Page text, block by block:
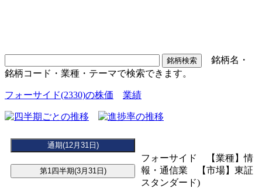
銘柄名・
銘柄コード・業種・テーマで検索できます。
フォーサイド(2330)の株価 業績
フォーサイド 【業種】情
報・通信業 【市場】東証
スタンダード)